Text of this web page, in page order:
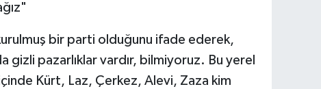
bir parti olduğunu ifade ederek,
gizli pazarlıklar vardır, bilmiyoruz. Bu yerel
Kürt, Laz, Çerkez, Alevi, Zaza kim